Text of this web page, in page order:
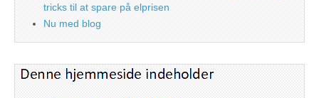
tricks til at spare på elprisen
Nu med blog